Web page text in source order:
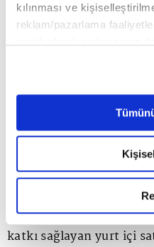
kılınması ve
reklam/pazarlama
belirleyebilirsiniz.
Ayarlar butonuna
Metnimizi ziyaret
6698 sayılı Kişisel Verilerin
okumak ve sitemizi
gerçekleştirilen veri işleme
detaylı bilgi almak için
daha kararlıyız.
doğrultusunda gelmesi
Şirket olarak, yılın ilk
karımızı, 2022 yılının
oranında artırarak,
süreçte önemli bir
katkı sağlayan yurt içi